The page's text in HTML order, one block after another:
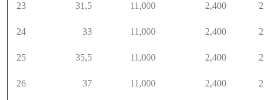
23 31,5 11,000 2,400
24 33 11,000 2,400
25 35,5 11,000 2,400
26 37 11,000 2,400